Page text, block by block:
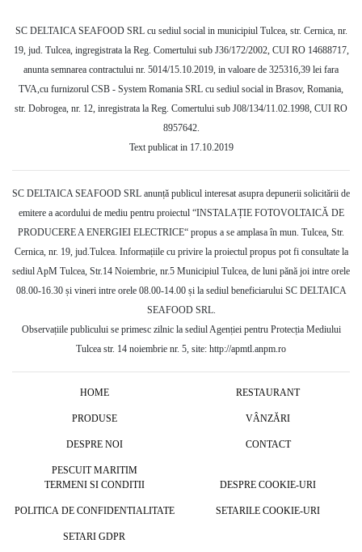
SC DELTAICA SEAFOOD SRL cu sediul social in municipiul Tulcea, str. Cernica, nr.
19, jud. Tulcea, ingregistrata la Reg. Comertului sub J36/172/2002, CUI RO 14688717,
anunta semnarea contractului nr. 5014/15.10.2019, in valoare de 325316,39 lei fara
TVA,cu furnizorul CSB - System Romania SRL cu sediul social in Brasov, Romania,
str. Dobrogea, nr. 12, inregistrata la Reg. Comertului sub J08/134/11.02.1998, CUI RO
8957642.
Text publicat in 17.10.2019
SC DELTAICA SEAFOOD SRL anunță publicul interesat asupra depunerii solicitării de
emitere a acordului de mediu pentru proiectul “INSTALAȚIE FOTOVOLTAICĂ DE
PRODUCERE A ENERGIEI ELECTRICE“ propus a se amplasa în mun. Tulcea, Str.
Cernica, nr. 19, jud.Tulcea. Informațiile cu privire la proiectul propus pot fi consultate la
sediul ApM Tulcea, Str.14 Noiembrie, nr.5 Municipiul Tulcea, de luni pănă joi intre orele
08.00-16.30 și vineri intre orele 08.00-14.00 și la sediul beneficiarului SC DELTAICA
SEAFOOD SRL.
Observațiile publicului se primesc zilnic la sediul Agenției pentru Protecția Mediului
Tulcea str. 14 noiembrie nr. 5, site: http://apmtl.anpm.ro
HOME
PRODUSE
DESPRE NOI
PESCUIT MARITIM
RESTAURANT
VÂNZĂRI
CONTACT
TERMENI SI CONDITII
POLITICA DE CONFIDENTIALITATE
SETARI GDPR
DESPRE COOKIE-URI
SETARILE COOKIE-URI